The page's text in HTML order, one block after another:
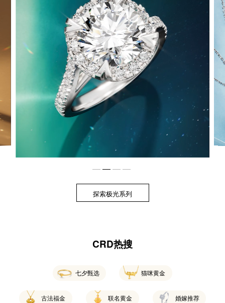
探索极光系列
CRD热搜
七夕甄选 猫咪黄金
古法福金 联名黄金 婚嫁推荐